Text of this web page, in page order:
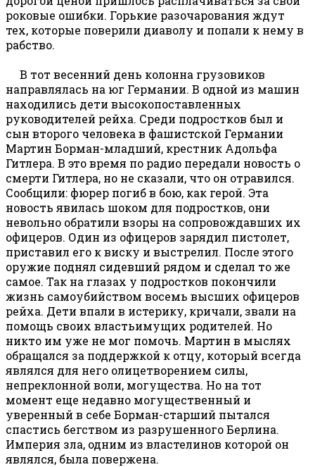
роковые ошибки. Горькие разочарования ждут
тех, которые поверили диаволу и попали к нему в
рабство.
В тот весенний день колонна грузовиков
направлялась на юг Германии. В одной из машин
находились дети высокопоставленных
руководителей рейха. Среди подростков был и
сын второго человека в фашистской Германии
Мартин Борман-младший, крестник Адольфа
Гитлера. В это время по радио передали новость о
смерти Гитлера, но не сказали, что он отравился.
Сообщили: фюрер погиб в бою, как герой. Эта
новость явилась шоком для подростков, они
невольно обратили взоры на сопровождавших их
офицеров. Один из офицеров зарядил пистолет,
приставил его к виску и выстрелил. После этого
оружие поднял сидевший рядом и сделал то же
самое. Так на глазах у подростков покончили
жизнь самоубийством восемь высших офицеров
рейха. Дети впали в истерику, кричали, звали на
помощь своих властьимущих родителей. Но
никто им уже не мог помочь. Мартин в мыслях
обращался за поддержкой к отцу, который всегда
являлся для него олицетворением силы,
непреклонной воли, могущества. Но на тот
момент еще недавно могущественный и
уверенный в себе Борман-старший пытался
спастись бегством из разрушенного Берлина.
Империя зла, одним из властелинов которой он
являлся, была повержена.